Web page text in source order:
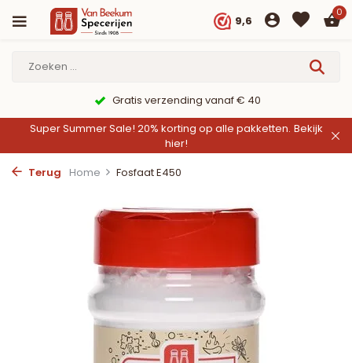
9,6
0
9,6/10 Webwinkelkeur ✔
Super Summer Sale! 20% korting op alle pakketten. Bekijk
hier!
Terug
Home Fosfaat E450